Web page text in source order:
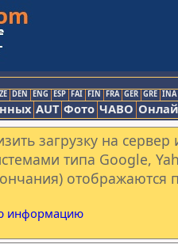
DEN ENG ESP FAI FIN FRA GER GRE INA
AUT Фото ЧАВО
загрузку на
типа Google,
отображаются
информацию